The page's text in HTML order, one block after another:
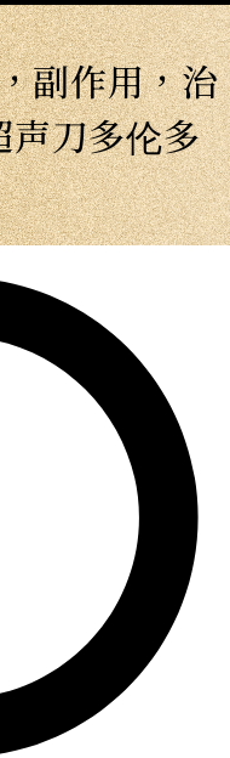
副作用，治
声刀多伦多